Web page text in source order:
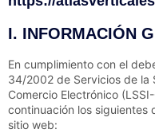
I. INFORMACIÓN
En cumplimiento con el
34/2002 de Servicios de la
Comercio Electrónico
continuación los siguientes
sitio web: